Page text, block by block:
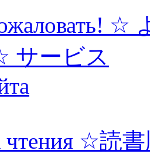
☆
サービス
чтения ☆読